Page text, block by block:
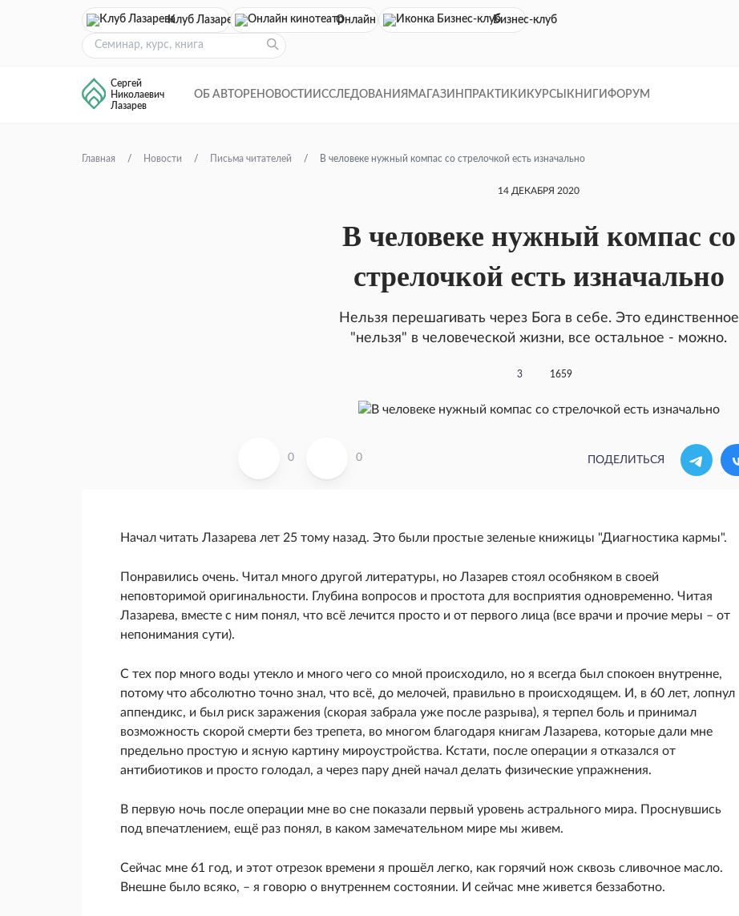
Клуб Лазарева Онлайн кинотеатр
Бизнес-клуб
Сергей
Николаевич
Лазарев
ОБ АВТОРЕ НОВОСТИ ИССЛЕДОВАНИЯ МАГАЗИН ПРАКТИКИ КУРСЫ КНИГИ ФОРУМ
Главная Новости Письма читателей В человеке нужный компас со стрелочкой есть изначально
14 ДЕКАБРЯ 2020
В человеке нужный компас со
стрелочкой есть изначально
Нельзя перешагивать через Бога в себе. Это единственное
"нельзя" в человеческой жизни, все остальное - можно.
3 1659
0 0 ПОДЕЛИТЬСЯ
Начал читать Лазарева лет 25 тому назад. Это были простые зеленые книжицы "Диагностика кармы".
Понравились очень. Читал много другой литературы, но Лазарев стоял особняком в своей
неповторимой оригинальности. Глубина вопросов и простота для восприятия одновременно. Читая
Лазарева, вместе с ним понял, что всё лечится просто и от первого лица (все врачи и прочие меры – от
непонимания сути).
С тех пор много воды утекло и много чего со мной происходило, но я всегда был спокоен внутренне,
потому что абсолютно точно знал, что всё, до мелочей, правильно в происходящем. И, в 60 лет, лопнул
аппендикс, и был риск заражения (скорая забрала уже после разрыва), я терпел боль и принимал
возможность скорой смерти без трепета, во многом благодаря книгам Лазарева, которые дали мне
предельно простую и ясную картину мироустройства. Кстати, после операции я отказался от
антибиотиков и просто голодал, а через пару дней начал делать физические упражнения.
В первую ночь после операции мне во сне показали первый уровень астрального мира. Проснувшись
под впечатлением, ещё раз понял, в каком замечательном мире мы живем.
Сейчас мне 61 год, и этот отрезок времени я прошёл легко, как горячий нож сквозь сливочное масло.
Внешне было всяко, – я говорю о внутреннем состоянии. И сейчас мне живется беззаботно.